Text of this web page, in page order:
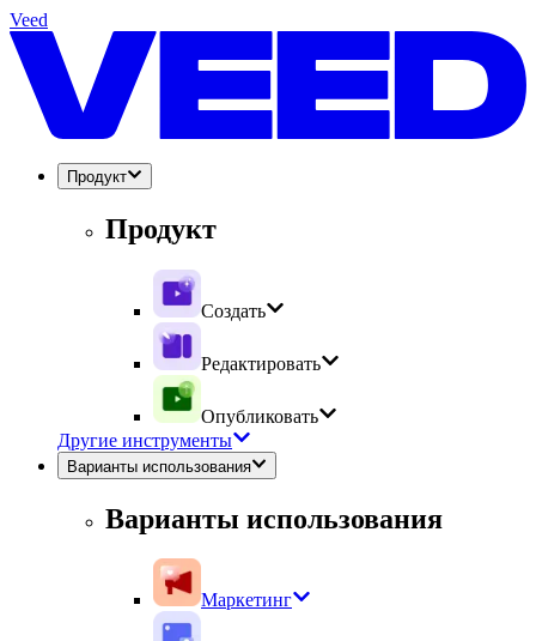
Veed
Продукт
Продукт
Создать
Редактировать
Опубликовать
Другие инструменты
Варианты использования
Варианты использования
Маркетинг